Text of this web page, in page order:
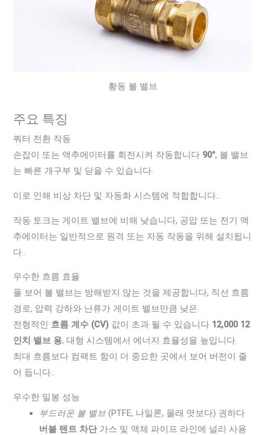
황동 볼 밸브
주요 특징
쿼터 전환 작동
손잡이 또는 액추에이터를 회전시켜 작동합니다 90°, 볼 밸브
는 빠른 개구부 및 닫을 수 있습니다.
이로 인해 비상 차단 및 자동화 시스템에 적합합니다..
작동 토크는 게이트 밸브에 비해 낮습니다, 공압 또는 전기 액
추에이터는 일반적으로 원격 또는 자동 작동을 위해 설치됩니
다..
우수한 흐름 효율
풀 보어 볼 밸브는 방해받지 않는 것을 제공합니다, 직선 흐름
경로, 압력 강하와 난류가 게이트 밸브만큼 낮은.
전형적인 흐름 계수 (CV) 값이 초과 될 수 있습니다 12,000 12
인치 밸브 용, 대형 시스템에서 에너지 효율성을 높입니다.
최대 흐름보다 컴팩트 함이 더 중요한 곳에서 보어 버전이 줄
어 듭니다..
우수한 밀봉 성능
부드러운 볼 밸브 (PTFE, 나일론, 몰래 엿보다) 권하다
버블 텐트 차단가스 및 액체 파이프 라인에 널리 사용